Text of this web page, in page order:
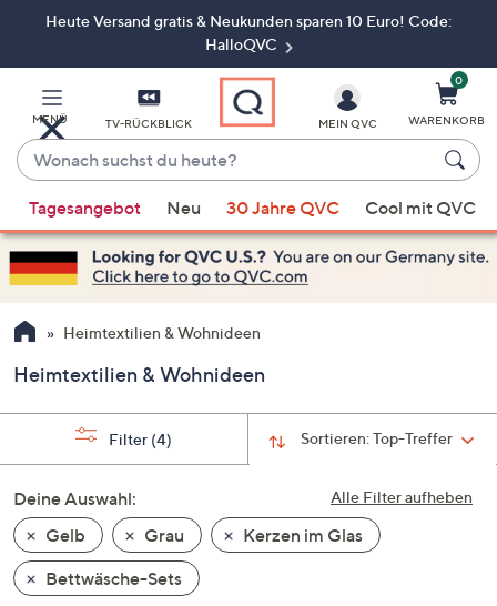
ZumHeute Versand gratis & Neukunden sparen 10 Euro! Code:
HalloQVC
MENÜ TV-RÜCKBLICK
Wonach
suchst
du
heute?
Vorschläge
verfügbar
sind,
verwenden
Sie
Pfeiltasten
nach
und
nach
unten
oder
wischen
Sie
MEIN QVC
0
WARENKORB
Tagesangebot Neu 30 Jahre QVC Cool mit QVC
Heimtextilien & Wohnideen
Heimtextilien & Wohnideen
Sortieren:Top-Treffer
Filter (4)
Alle Filter aufheben
Deine Auswahl:
Gelb
Grau
Kerzen im Glas
Bettwäsche-Sets